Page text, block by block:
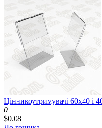
Цінникоутримувачі 60x40 і
0
$0.08